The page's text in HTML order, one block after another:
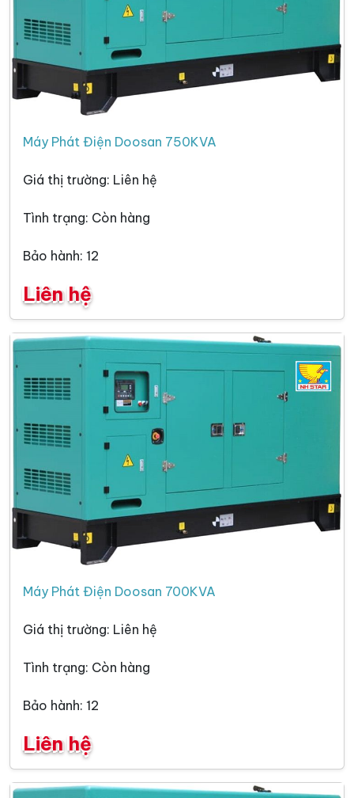
Máy Phát Điện Doosan 750KVA
Giá thị trường: Liên hệ
Tình trạng: Còn hàng
Bảo hành: 12
Liên hệ
Máy Phát Điện Doosan 700KVA
Giá thị trường: Liên hệ
Tình trạng: Còn hàng
Bảo hành: 12
Liên hệ